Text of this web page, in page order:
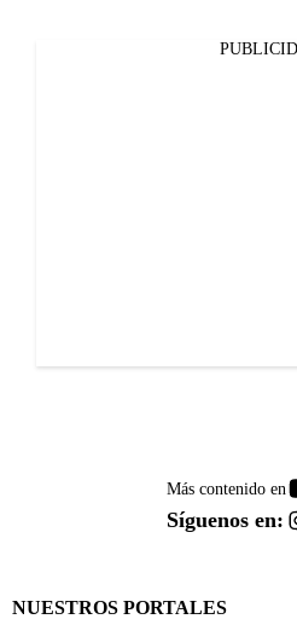
Más contenido en
Síguenos en:
NUESTROS PORTALES